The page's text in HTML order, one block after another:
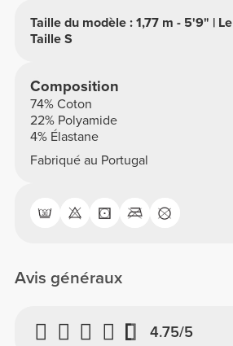
Taille du modèle : 1,77 m - 5'9" |
Taille S
Composition
74% Coton
22% Polyamide
4% Élastane
Fabriqué au Portugal
Avis généraux
4.75/5